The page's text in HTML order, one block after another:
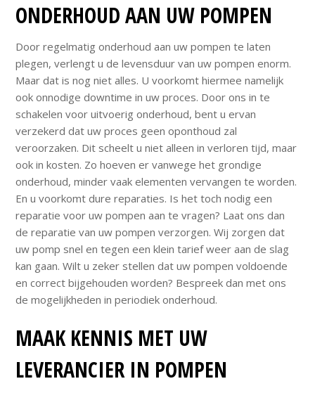
ONDERHOUD AAN UW POMPEN
Door regelmatig onderhoud aan uw pompen te laten
plegen, verlengt u de levensduur van uw pompen enorm.
Maar dat is nog niet alles. U voorkomt hiermee namelijk
ook onnodige downtime in uw proces. Door ons in te
schakelen voor uitvoerig onderhoud, bent u ervan
verzekerd dat uw proces geen oponthoud zal
veroorzaken. Dit scheelt u niet alleen in verloren tijd, maar
ook in kosten. Zo hoeven er vanwege het grondige
onderhoud, minder vaak elementen vervangen te worden.
En u voorkomt dure reparaties. Is het toch nodig een
reparatie voor uw pompen aan te vragen? Laat ons dan
de reparatie van uw pompen verzorgen. Wij zorgen dat
uw pomp snel en tegen een klein tarief weer aan de slag
kan gaan. Wilt u zeker stellen dat uw pompen voldoende
en correct bijgehouden worden? Bespreek dan met ons
de mogelijkheden in periodiek onderhoud.
MAAK KENNIS MET UW
LEVERANCIER IN POMPEN